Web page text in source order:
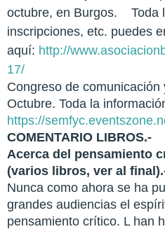
octubre, en Burgos. Toda
inscripciones, etc. puedes
aquí: http://
17/
Congreso de
Octubre. Toda la
https://
COMENTARIO LIBROS.-
Acerca del pensamiento
(varios libros, ver al
Nunca como ahora se ha
grandes audiencias el
pensamiento crítico. L han